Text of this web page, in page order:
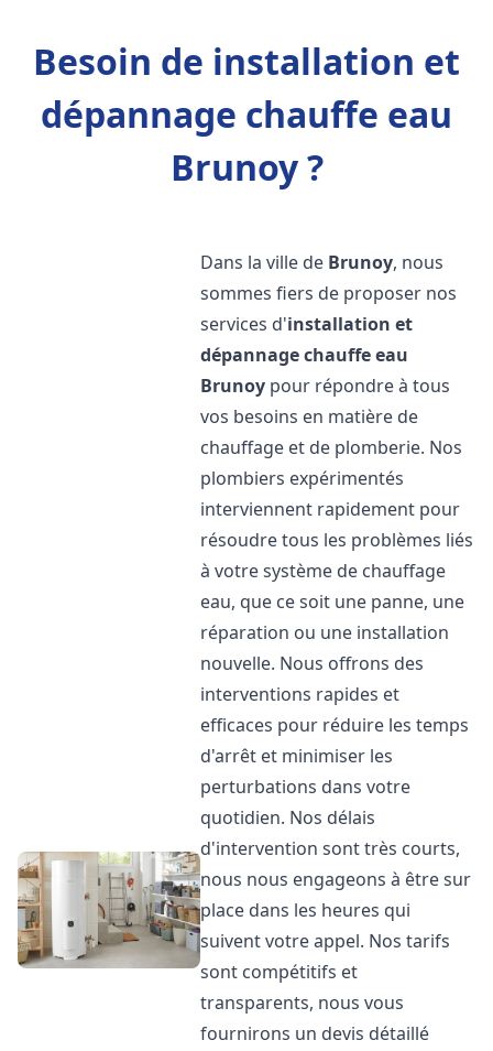
Besoin de installation et
dépannage chauffe eau
Brunoy ?
Dans la ville de Brunoy, nous
sommes fiers de proposer nos
services d'installation et
dépannage chauffe eau
Brunoy pour répondre à tous
vos besoins en matière de
chauffage et de plomberie. Nos
plombiers expérimentés
interviennent rapidement pour
résoudre tous les problèmes liés
à votre système de chauffage
eau, que ce soit une panne, une
réparation ou une installation
nouvelle. Nous offrons des
interventions rapides et
efficaces pour réduire les temps
d'arrêt et minimiser les
perturbations dans votre
quotidien. Nos délais
d'intervention sont très courts,
nous nous engageons à être sur
place dans les heures qui
suivent votre appel. Nos tarifs
sont compétitifs et
transparents, nous vous
fournirons un devis détaillé